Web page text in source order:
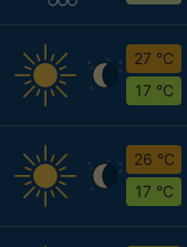
27 °C
17 °C
26 °C
17 °C